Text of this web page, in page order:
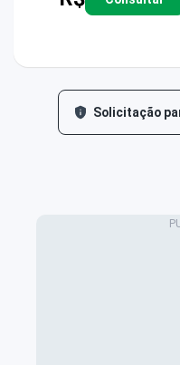
Solicitação